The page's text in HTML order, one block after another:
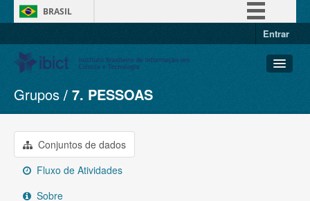
BRASIL
Entrar
Conjuntos de dados
Organizações
Grupos
Sobre
Grupos 7. PESSOAS
Conjuntos de dados
Fluxo de Atividades
Sobre